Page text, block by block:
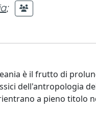
;
è il frutto di
dell'antropologia
a pieno titolo